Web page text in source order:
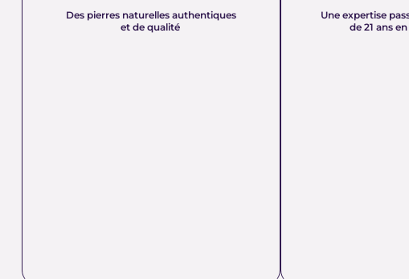
Des pierres naturelles authentiques
et de qualité
pure. Chaque cristal est choisi pour sa beauté, sa
vibration et son authenticité afin de vous garantir
Une expertise
de 21 ans
mettons nos
votre service pour